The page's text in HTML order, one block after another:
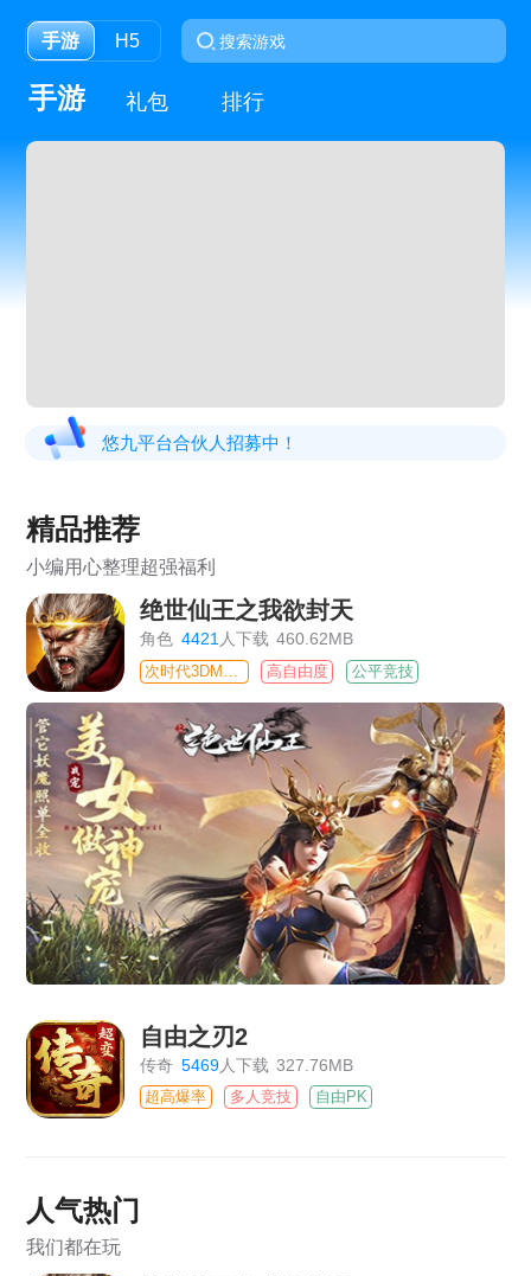
手游 H5
手游 礼包 排行
悠九平台合伙人招募中！
精品推荐
小编用心整理超强福利
绝世仙王之我欲封天
角色 4421人下载 460.62MB
高自由度 公平竞技
自由之刃2
传奇 5469人下载 327.76MB
超高爆率 多人竞技 自由PK
人气热门
我们都在玩